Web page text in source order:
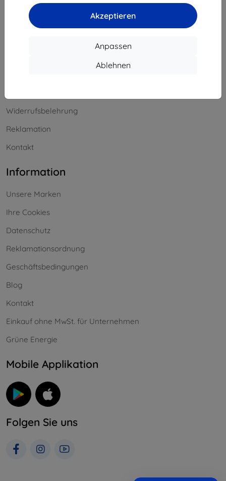
Akzeptieren
Anpassen
Ablehnen
Widerrufsbelehrung
Reklamation
Kontakt
Information
Unsere Marken
Ihre Cookies
Datenschutz
Reklamationsordnung
Geschäftsbedingungen
Blog
Kontakt
Einkauf ohne MwSt. für Unternehmen
Grüne Energie
Mobile Applikation
Folgen Sie uns